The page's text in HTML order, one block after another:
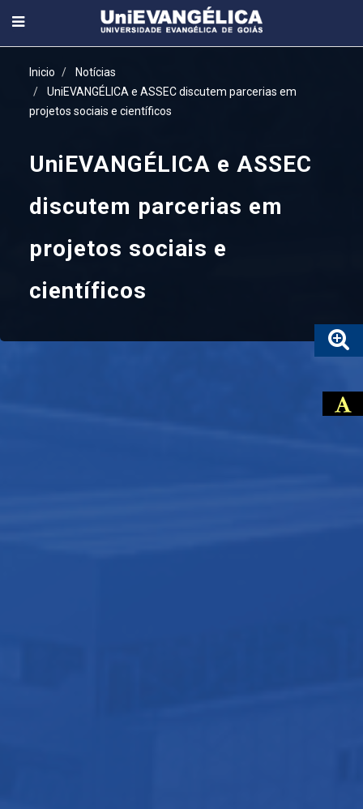
Inicio
Notícias
UniEVANGÉLICA e ASSEC discutem parcerias em
projetos sociais e científicos
UniEVANGÉLICA e ASSEC
discutem parcerias em
projetos sociais e
científicos